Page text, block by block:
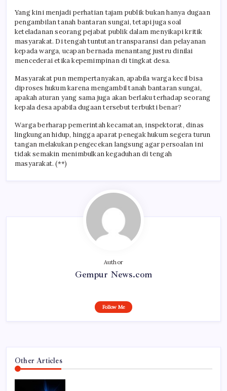
Yang kini menjadi perhatian tajam publik bukan hanya dugaan
pengambilan tanah bantaran sungai, tetapi juga soal
keteladanan seorang pejabat publik dalam menyikapi kritik
masyarakat. Di tengah tuntutan transparansi dan pelayanan
kepada warga, ucapan bernada menantang justru dinilai
mencederai etika kepemimpinan di tingkat desa.
Masyarakat pun mempertanyakan, apabila warga kecil bisa
diproses hukum karena mengambil tanah bantaran sungai,
apakah aturan yang sama juga akan berlaku terhadap seorang
kepala desa apabila dugaan tersebut terbukti benar?
Warga berharap pemerintah kecamatan, inspektorat, dinas
lingkungan hidup, hingga aparat penegak hukum segera turun
tangan melakukan pengecekan langsung agar persoalan ini
tidak semakin menimbulkan kegaduhan di tengah
masyarakat. (**)
Author
Gempur News.com
Follow Me
Other Articles